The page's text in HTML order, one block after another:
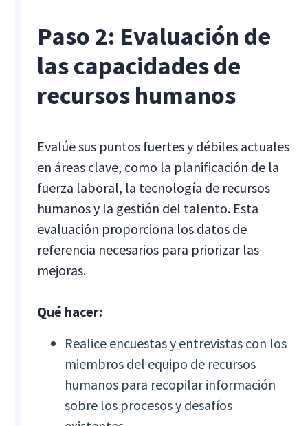
Paso 2: Evaluación de
las capacidades de
recursos humanos
Evalúe sus puntos fuertes y débiles actuales
en áreas clave, como la planificación de la
fuerza laboral, la tecnología de recursos
humanos y la gestión del talento. Esta
evaluación proporciona los datos de
referencia necesarios para priorizar las
mejoras.
Qué hacer:
Realice encuestas y entrevistas con los
miembros del equipo de recursos
humanos para recopilar información
sobre los procesos y desafíos